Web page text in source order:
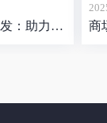
商城小程序开发：助力商家轻松拓客增收